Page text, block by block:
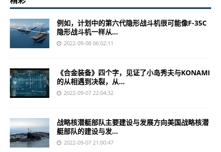
例如，计划中的第六代隐形战斗机很可能像F-35C
隐形战斗机一样从...
2022-09-08 06:02:11
《合金装备》四个字，见证了小岛秀夫与KONAMI
的从相遇到决裂，从...
2022-09-07 22:04:32
战略核潜艇部队主要建设与发展方向美国战略核潜
艇部队的建设与发...
2022-09-07 21:00:47